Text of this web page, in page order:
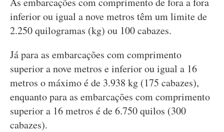
inferior ou igual a nove metros têm um limite de
2.250 quilogramas (kg) ou 100 cabazes.
Já para as embarcações com comprimento
superior a nove metros e inferior ou igual a 16
metros o máximo é de 3.938 kg (175 cabazes),
enquanto para as embarcações com comprimento
superior a 16 metros é de 6.750 quilos (300
cabazes).